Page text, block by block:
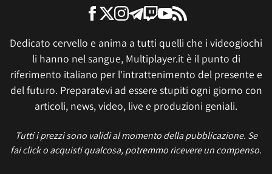
Dedicato cervello e anima a tutti quelli che i videogiochi
li hanno nel sangue, Multiplayer.it è il punto di
riferimento italiano per l'intrattenimento del presente e
del futuro. Preparatevi ad essere stupiti ogni giorno con
articoli, news, video, live e produzioni geniali.
Tutti i prezzi sono validi al momento della pubblicazione. Se
fai click o acquisti qualcosa, potremmo ricevere un compenso.